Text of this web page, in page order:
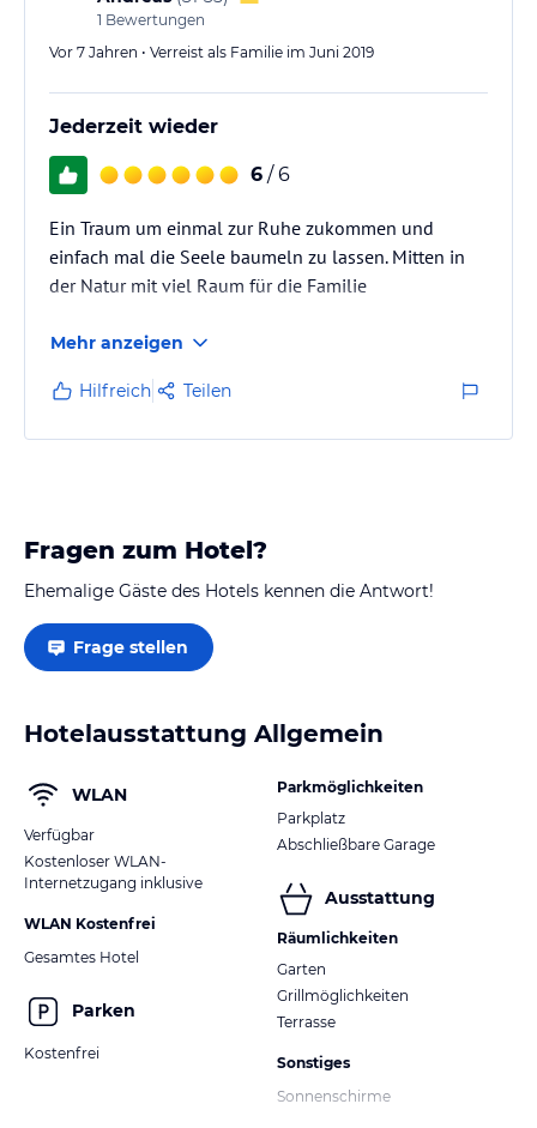
1 Bewertungen
Vor 7 Jahren • Verreist als Familie im Juni 2019
Jederzeit wieder
6 / 6
Ein Traum um einmal zur Ruhe zukommen und
einfach mal die Seele baumeln zu lassen. Mitten in
der Natur mit viel Raum für die Familie
Mehr anzeigen
Hilfreich Teilen
Fragen zum Hotel?
Ehemalige Gäste des Hotels kennen die Antwort!
Frage stellen
Hotelausstattung Allgemein
WLAN
Verfügbar
Kostenloser WLAN-
Internetzugang inklusive
WLAN Kostenfrei
Gesamtes Hotel
Parken
Kostenfrei
Parkmöglichkeiten
Parkplatz
Abschließbare Garage
Ausstattung
Räumlichkeiten
Garten
Grillmöglichkeiten
Terrasse
Sonstiges
Sonnenschirme